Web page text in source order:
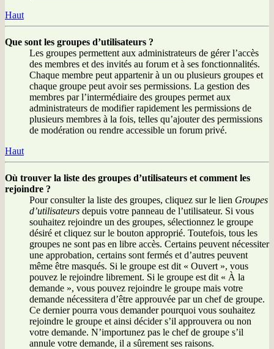
Haut
Que sont les groupes d’utilisateurs ?
Les groupes permettent aux administrateurs de gérer l’accès
des membres et des invités au forum et à ses fonctionnalités.
Chaque membre peut appartenir à un ou plusieurs groupes et
chaque groupe peut avoir ses permissions. La gestion des
membres par l’intermédiaire des groupes permet aux
administrateurs de modifier rapidement les permissions de
plusieurs membres à la fois, telles qu’ajouter des permissions
de modération ou rendre accessible un forum privé.
Haut
Où trouver la liste des groupes d’utilisateurs et comment les
rejoindre ?
Pour consulter la liste des groupes, cliquez sur le lien Groupes
d’utilisateurs depuis votre panneau de l’utilisateur. Si vous
souhaitez rejoindre un des groupes, sélectionnez le groupe
désiré et cliquez sur le bouton approprié. Toutefois, tous les
groupes ne sont pas en libre accès. Certains peuvent nécessiter
une approbation, certains sont fermés et d’autres peuvent
même être masqués. Si le groupe est dit « Ouvert », vous
pouvez le rejoindre librement. Si le groupe est dit « À la
demande », vous pouvez rejoindre le groupe mais votre
demande nécessitera d’être approuvée par un chef de groupe.
Ce dernier pourra vous demander pourquoi vous souhaitez
rejoindre le groupe et ainsi décider s’il approuvera ou non
votre demande. N’importunez pas le chef de groupe s’il
annule votre demande, il a sûrement ses raisons.